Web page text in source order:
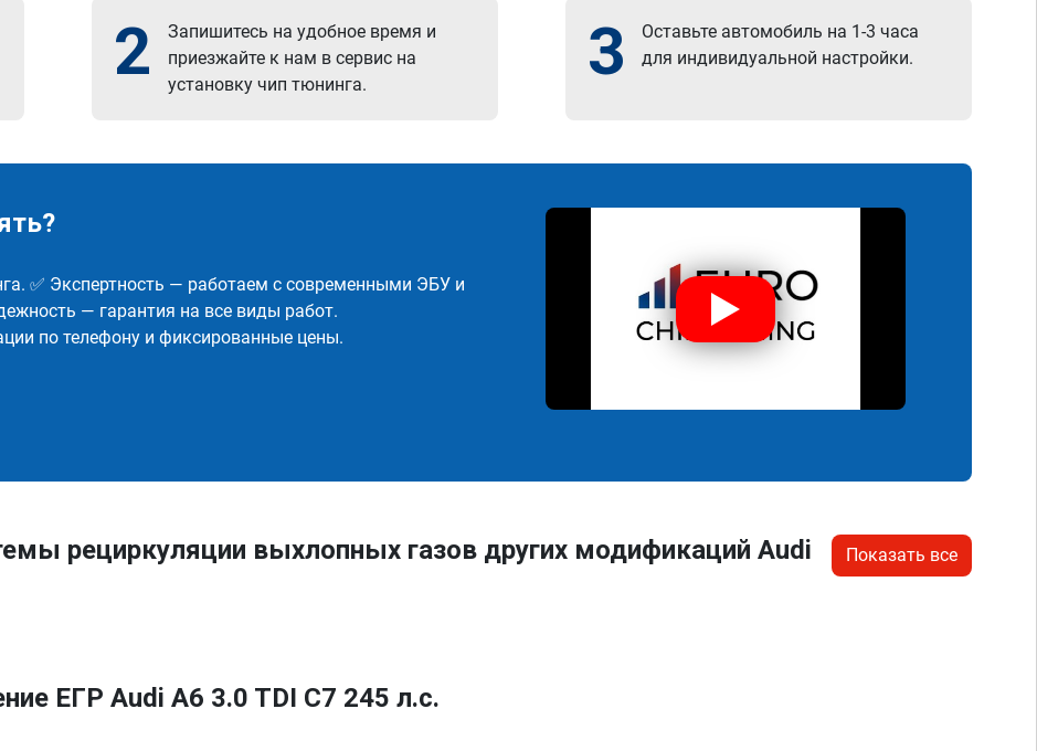
2
Запишитесь на удобное время и
приезжайте к нам в сервис на
установку чип тюнинга.
3
Оставьте автомобиль на 1-3 часа
для индивидуальной настройки.
✅ Экспертность — работаем с современными ЭБУ и
— гарантия на все виды работ.
по телефону и фиксированные цены.
рециркуляции выхлопных газов других модификаций Audi
Показать все
ЕГР Audi A6 3.0 TDI C7 245 л.с.